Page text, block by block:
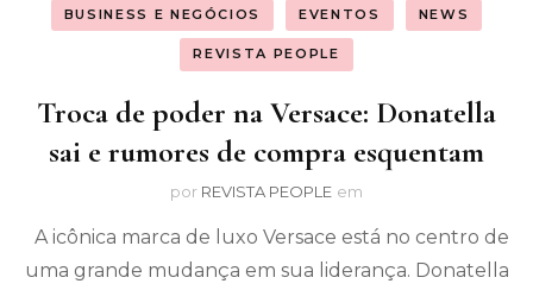
BUSINESS E NEGÓCIOS EVENTOS NEWS
REVISTA PEOPLE
Troca de poder na Versace: Donatella
sai e rumores de compra esquentam
por REVISTA PEOPLE em
A icônica marca de luxo Versace está no centro de
uma grande mudança em sua liderança. Donatella